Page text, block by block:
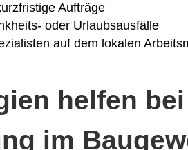
Aufträge
oder Urlaubsausfälle
auf dem lokalen
helfen
im